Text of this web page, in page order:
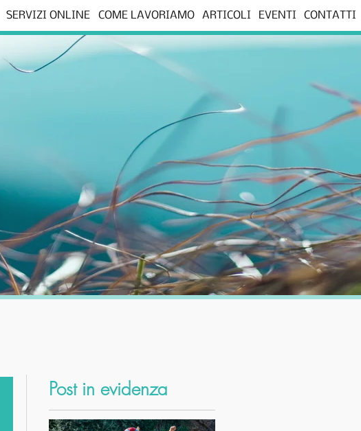
SERVIZI ONLINE COME LAVORIAMO ARTICOLI EVENTI CONTATTI
Post in evidenza